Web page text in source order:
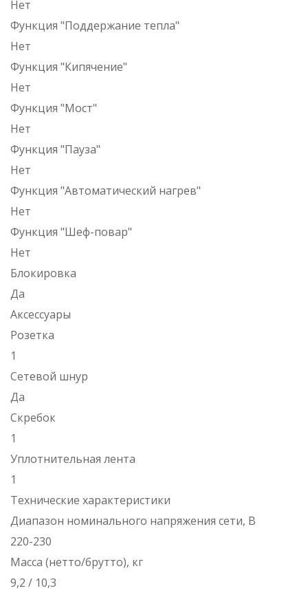
Нет
Функция "Поддержание тепла"
Нет
Функция "Кипячение"
Нет
Функция "Мост"
Нет
Функция "Пауза"
Нет
Функция "Автоматический нагрев"
Нет
Функция "Шеф-повар"
Нет
Блокировка
Да
Аксессуары
Розетка
1
Сетевой шнур
Да
Скребок
1
Уплотнительная лента
1
Технические характеристики
Диапазон номинального напряжения сети, В
220-230
Масса (нетто/брутто), кг
9,2 / 10,3